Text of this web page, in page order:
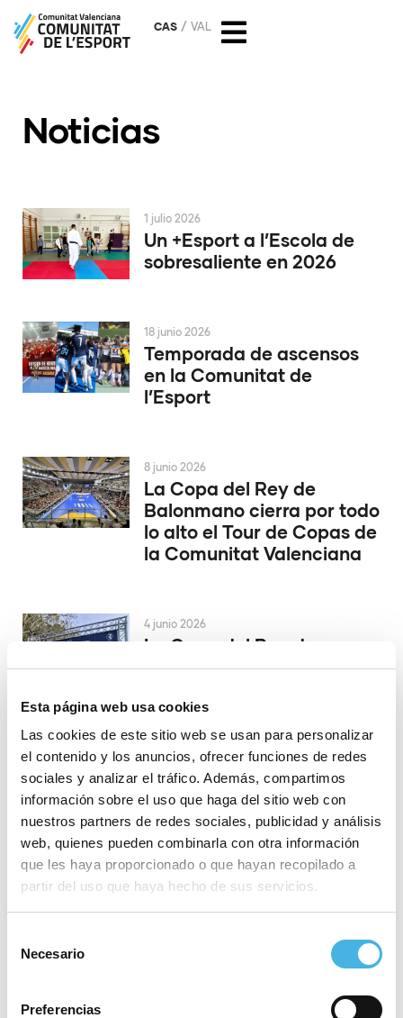
Esta página web usa cookies
Las cookies de este sitio web se usan para personalizar
el contenido y los anuncios, ofrecer funciones de redes
sociales y analizar el tráfico. Además, compartimos
información sobre el uso que haga del sitio web con
nuestros partners de redes sociales, publicidad y análisis
web, quienes pueden combinarla con otra información
que les haya proporcionado o que hayan recopilado a
partir del uso que haya hecho de sus servicios.
Necesario
Preferencias
CAS VAL
Noticias
Un +Esport a l’Escola de
sobresaliente en 2026
1 julio 2026
Temporada de ascensos
en la Comunitat de
l’Esport
18 junio 2026
La Copa del Rey de
Balonmano cierra por todo
lo alto el Tour de Copas de
la Comunitat Valenciana
8 junio 2026
La Copa del Rey de
Balonmano se decide en
4 junio 2026
El Valencia Club de
Hockey asciende a la
máxima catogoría
29 mayo 2026
El Valencia Club de
Hockey, a brindar el tercer
ascenso de la temporada
28 mayo 2026